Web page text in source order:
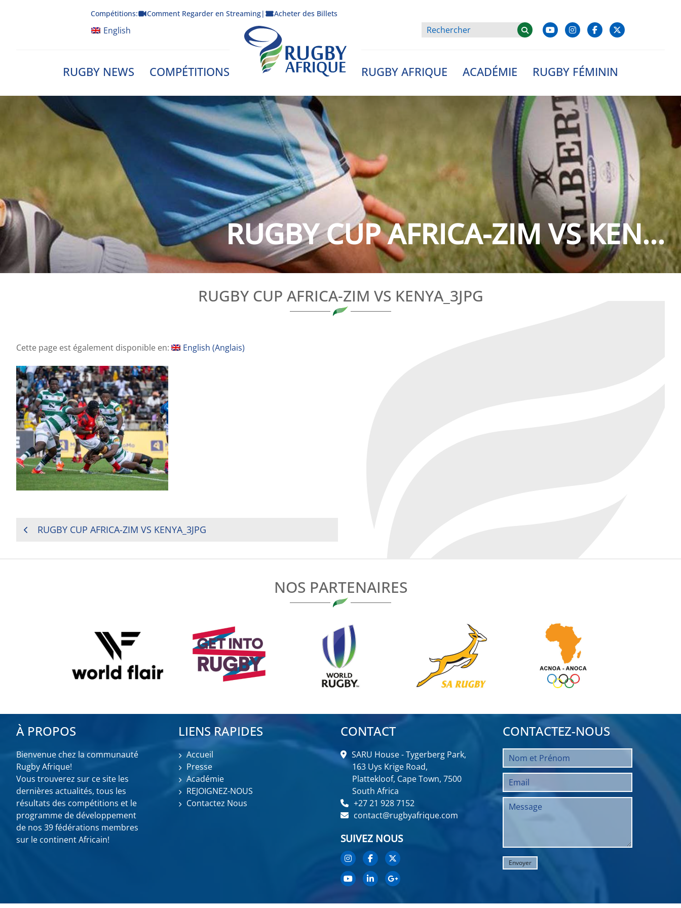
Compétitions: Comment Regarder en Streaming| Acheter des Billets
English
RUGBY NEWS COMPÉTITIONS
Rugby Afrique
RUGBY AFRIQUE ACADÉMIE RUGBY FÉMININ
RUGBY CUP AFRICA-ZIM VS KEN...
RUGBY CUP AFRICA-ZIM VS KENYA_3JPG
Cette page est également disponible en: English (Anglais)
NAVIGATION
RUGBY CUP AFRICA-ZIM VS KENYA_3JPG
NOS PARTENAIRES
À PROPOS
Bienvenue chez la communauté
Rugby Afrique!
Vous trouverez sur ce site les
dernières actualités, tous les
résultats des compétitions et le
programme de développement
de nos 39 fédérations membres
sur le continent Africain!
LIENS RAPIDES
Accueil
Presse
Académie
REJOIGNEZ-NOUS
Contactez Nous
CONTACT
SARU House - Tygerberg Park,
163 Uys Krige Road,
Plattekloof, Cape Town, 7500
South Africa
+27 21 928 7152
contact@rugbyafrique.com
SUIVEZ NOUS
CONTACTEZ-NOUS